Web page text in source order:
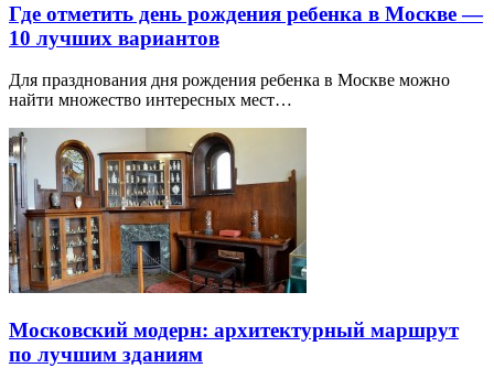
Где отметить день рождения ребенка в Москве —
10 лучших вариантов
Для празднования дня рождения ребенка в Москве можно
найти множество интересных мест…
Московский модерн: архитектурный маршрут
по лучшим зданиям